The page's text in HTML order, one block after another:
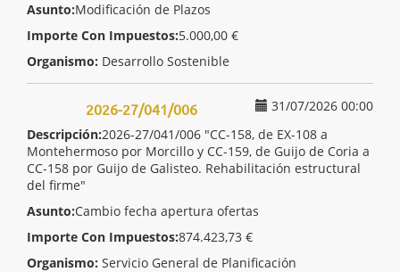
Asunto:Modificación de Plazos
Importe Con Impuestos:5.000,00 €
Organismo: Desarrollo Sostenible
31/07/2026 00:00
2026-27/041/006
Descripción:2026-27/041/006 "CC-158, de EX-108 a
Montehermoso por Morcillo y CC-159, de Guijo de Coria a
CC-158 por Guijo de Galisteo. Rehabilitación estructural
del firme"
Asunto:Cambio fecha apertura ofertas
Importe Con Impuestos:874.423,73 €
Organismo: Servicio General de Planificación